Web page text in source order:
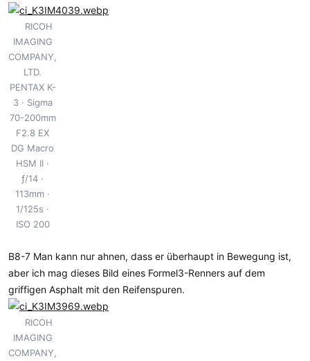
RICOH
IMAGING
COMPANY,
LTD.
PENTAX K-
3
Sigma
70-200mm
F2.8 EX
DG Macro
HSM II
ƒ/14
113mm
1/125s
ISO 200
B8-7 Man kann nur ahnen, dass er überhaupt in Bewegung ist,
aber ich mag dieses Bild eines Formel3-Renners auf dem
griffigen Asphalt mit den Reifenspuren.
RICOH
IMAGING
COMPANY,